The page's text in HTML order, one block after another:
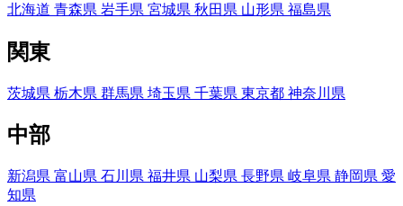
北海道 青森県 岩手県 宮城県 秋田県 山形県 福島県
関東
茨城県 栃木県 群馬県 埼玉県 千葉県 東京都 神奈川県
中部
新潟県 富山県 石川県 福井県 山梨県 長野県 岐阜県 静岡県 愛
知県